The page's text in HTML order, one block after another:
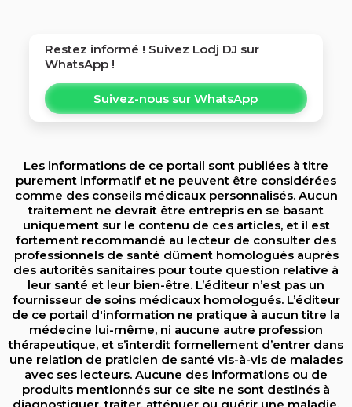
Restez informé ! Suivez Lodj DJ sur
WhatsApp !
Suivez-nous sur WhatsApp
Les informations de ce portail sont publiées à titre
purement informatif et ne peuvent être considérées
comme des conseils médicaux personnalisés. Aucun
traitement ne devrait être entrepris en se basant
uniquement sur le contenu de ces articles, et il est
fortement recommandé au lecteur de consulter des
professionnels de santé dûment homologués auprès
des autorités sanitaires pour toute question relative à
leur santé et leur bien-être. L’éditeur n’est pas un
fournisseur de soins médicaux homologués. L’éditeur
de ce portail d'information ne pratique à aucun titre la
médecine lui-même, ni aucune autre profession
thérapeutique, et s’interdit formellement d’entrer dans
une relation de praticien de santé vis-à-vis de malades
avec ses lecteurs. Aucune des informations ou de
produits mentionnés sur ce site ne sont destinés à
diagnostiquer, traiter, atténuer ou guérir une maladie.